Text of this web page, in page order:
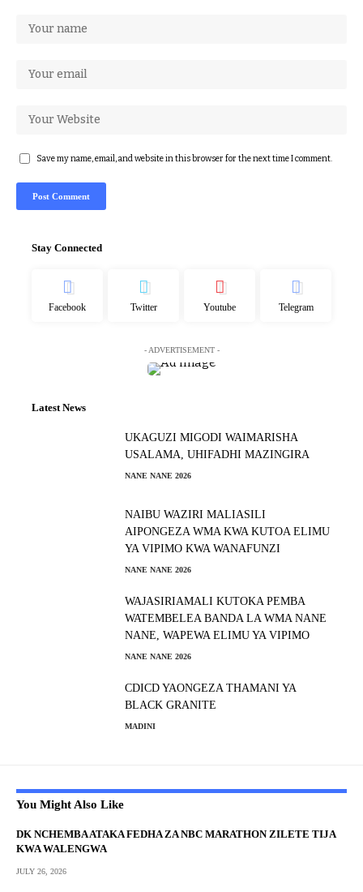
Save my name, email, and website in this browser for the next time I comment.
Stay Connected
Facebook Twitter Youtube Telegram
- ADVERTISEMENT -
Latest News
UKAGUZI MIGODI WAIMARISHA
USALAMA, UHIFADHI MAZINGIRA
NANE NANE 2026
NAIBU WAZIRI MALIASILI
AIPONGEZA WMA KWA KUTOA ELIMU
YA VIPIMO KWA WANAFUNZI
NANE NANE 2026
WAJASIRIAMALI KUTOKA PEMBA
WATEMBELEA BANDA LA WMA NANE
NANE, WAPEWA ELIMU YA VIPIMO
NANE NANE 2026
CDICD YAONGEZA THAMANI YA
BLACK GRANITE
MADINI
You Might Also Like
DK NCHEMBA ATAKA FEDHA ZA NBC MARATHON ZILETE TIJA
KWA WALENGWA
JULY 26, 2026